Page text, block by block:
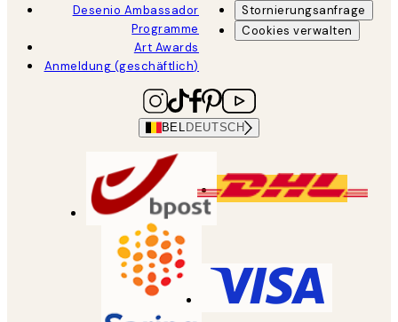
Desenio Ambassador
Programme
Art Awards
Anmeldung (geschäftlich)
Stornierungsanfrage
Cookies verwalten
BEL DEUTSCH